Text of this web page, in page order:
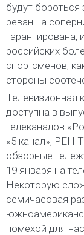
будут
реванша
гарантирована,
российских
спортсменов,
стороны
Телевизионная
доступна в
телеканалов
«5 канал», РЕН
обзорные
19 января на
Некоторую
семичасовая
помехой для